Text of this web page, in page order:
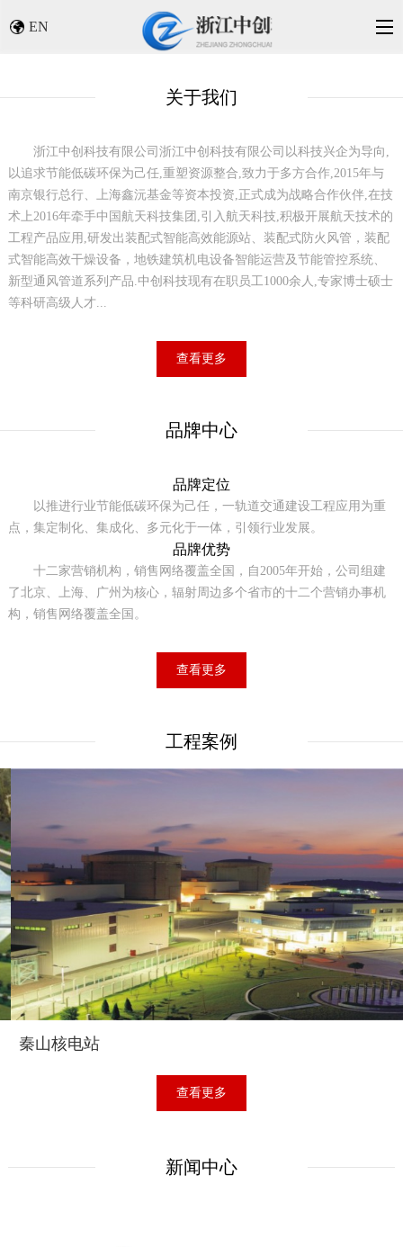
EN
关于我们
浙江中创科技有限公司 浙江中创科技有限公司以科技兴企为导向,
以追求节能低碳环保为己任,重塑资源整合,致力于多方合作,2015年与
南京银行总行、上海鑫沅基金等资本投资,正式成为战略合作伙伴,在技
术上2016年牵手中国航天科技集团,引入航天科技,积极开展航天技术的
工程产品应用,研发出装配式智能高效能源站、装配式防火风管，装配
式智能高效干燥设备，地铁建筑机电设备智能运营及节能管控系统、
新型通风管道系列产品.中创科技现有在职员工1000余人,专家博士硕士
等科研高级人才...
查看更多
品牌中心
品牌定位
以推进行业节能低碳环保为己任，一轨道交通建设工程应用为重
点，集定制化、集成化、多元化于一体，引领行业发展。
品牌优势
十二家营销机构，销售网络覆盖全国，自2005年开始，公司组建
了北京、上海、广州为核心，辐射周边多个省市的十二个营销办事机
构，销售网络覆盖全国。
查看更多
工程案例
秦山核电站
查看更多
新闻中心